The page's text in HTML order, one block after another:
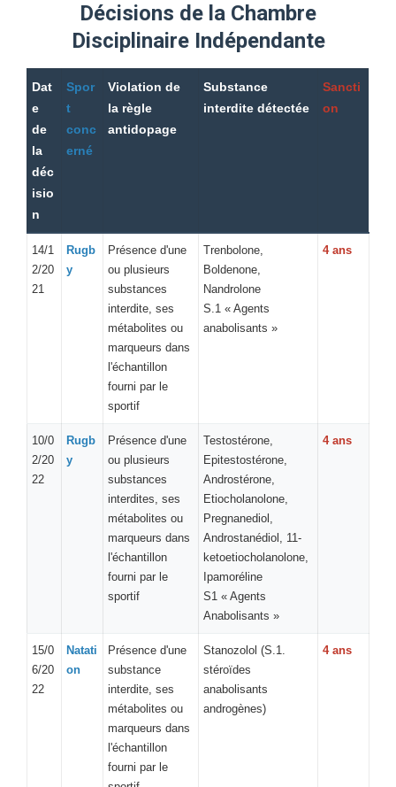
Décisions de la Chambre
Disciplinaire Indépendante
Dat
e
de
la
déc
isio
n
Spor
t
conc
erné
Violation de
la règle
antidopage
Substance
interdite détectée
Sancti
on
14/1
2/20
21
Rugb
y
Présence d'une
ou plusieurs
substances
interdite, ses
métabolites ou
marqueurs dans
l'échantillon
fourni par le
sportif
Trenbolone,
Boldenone,
Nandrolone
S.1 « Agents
anabolisants »
4 ans
10/0
2/20
22
Rugb
y
Présence d'une
ou plusieurs
substances
interdites, ses
métabolites ou
marqueurs dans
l'échantillon
fourni par le
sportif
Testostérone,
Epitestostérone,
Androstérone,
Etiocholanolone,
Pregnanediol,
Androstanédiol, 11-
ketoetiocholanolone,
Ipamoréline
S1 « Agents
Anabolisants »
4 ans
15/0
6/20
22
Natati
on
Présence d'une
substance
interdite, ses
métabolites ou
marqueurs dans
l'échantillon
fourni par le
Stanozolol (S.1.
stéroïdes
anabolisants
androgènes)
4 ans